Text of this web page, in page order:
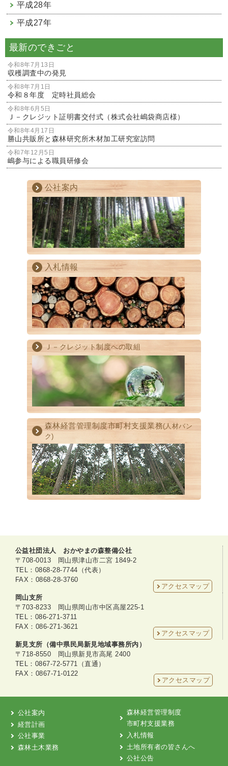
平成28年
平成27年
最新のできごと
令和8年7月13日
収穫調査中の発見
令和8年7月1日
令和８年度 定時社員総会
令和8年6月5日
Ｊ－クレジット証明書交付式（株式会社嶋袋商店様）
令和8年4月17日
勝山共販所と森林研究所木材加工研究室訪問
令和7年12月5日
嶋参与による職員研修会
公社案内
入札情報
Ｊ－クレジット制度への取組
森林経営管理制度市町村支援業務(人材バン
ク)
公益社団法人 おかやまの森整備公社
〒708-0013 岡山県津山市二宮 1849-2
TEL：0868-28-7744（代表）
FAX：0868-28-3760
アクセスマップ
岡山支所
〒703-8233 岡山県岡山市中区高屋225-1
TEL：086-271-3711
FAX：086-271-3621
アクセスマップ
新見支所（備中県民局新見地域事務所内）
〒718-8550 岡山県新見市高尾 2400
TEL：0867-72-5771（直通）
FAX：0867-71-0122
アクセスマップ
公社案内
経営計画
公社事業
森林土木業務
森林経営管理制度
市町村支援業務
入札情報
土地所有者の皆さんへ
公社公告